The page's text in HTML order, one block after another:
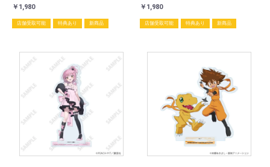
￥1,980
店舗受取可能 特典あり 新商品
￥1,980
店舗受取可能 特典あり 新商品